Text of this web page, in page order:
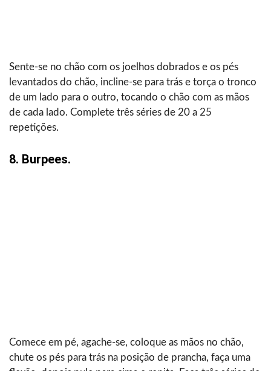
Sente-se no chão com os joelhos dobrados e os pés
levantados do chão, incline-se para trás e torça o tronco
de um lado para o outro, tocando o chão com as mãos
de cada lado. Complete três séries de 20 a 25
repetições.
8. Burpees.
Comece em pé, agache-se, coloque as mãos no chão,
chute os pés para trás na posição de prancha, faça uma